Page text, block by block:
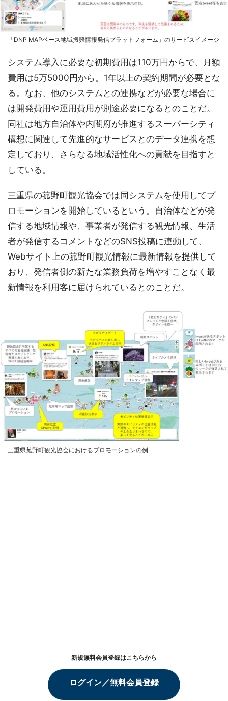
「DNP MAPベース地域振興情報発信プラットフォーム」のサービスイメージ
システム導入に必要な初期費用は110万円からで、月額
費用は5万5000円から。1年以上の契約期間が必要とな
る。なお、他のシステムとの連携などが必要な場合に
は開発費用や運用費用が別途必要になるとのことだ。
同社は地方自治体や内閣府が推進するスーパーシティ
構想に関連して先進的なサービスとのデータ連携を想
定しており、さらなる地域活性化への貢献を目指すと
している。
三重県の菰野町観光協会では同システムを使用してプ
ロモーションを開始しているという。自治体などが発
信する地域情報や、事業者が発信する観光情報、生活
者が発信するコメントなどのSNS投稿に連動して、
Webサイト上の菰野町観光情報に最新情報を提供して
おり、発信者側の新たな業務負荷を増やすことなく最
新情報を利用客に届けられているとのことだ。
三重県菰野町観光協会におけるプロモーションの例
新規無料会員登録はこちらから
ログイン／無料会員登録